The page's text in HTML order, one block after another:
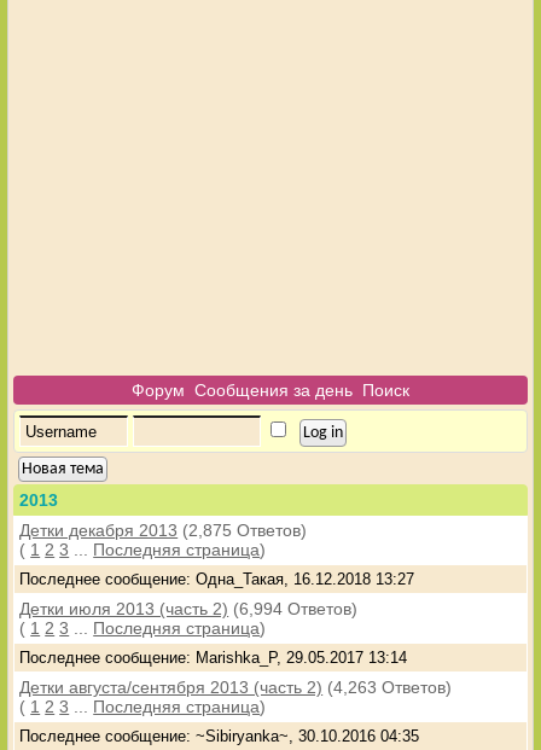
Форум Сообщения за день Поиск
Новая тема
2013
Детки декабря 2013 (2,875 Ответов)
( 1 2 3 Последняя страница)
Последнее сообщение: Одна_Такая, 16.12.2018 13:27
Детки июля 2013 (часть 2) (6,994 Ответов)
( 1 2 3 Последняя страница)
Последнее сообщение: Marishka_P, 29.05.2017 13:14
Детки августа/сентября 2013 (часть 2) (4,263 Ответов)
( 1 2 3 Последняя страница)
Последнее сообщение: ~Sibiryanka~, 30.10.2016 04:35